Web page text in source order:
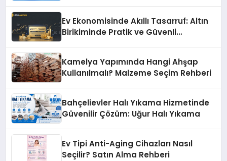
Ev Ekonomisinde Akıllı Tasarruf: Altın
Birikiminde Pratik ve Güvenli
Kamelya Yapımında Hangi Ahşap
Kullanılmalı? Malzeme Seçim Rehberi
Bahçelievler Halı Yıkama Hizmetinde
Güvenilir Çözüm: Uğur Halı Yıkama
Ev Tipi Anti-Aging Cihazları Nasıl
Seçilir? Satın Alma Rehberi